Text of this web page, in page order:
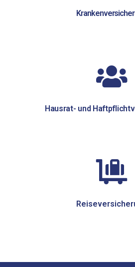
Hausrat- und